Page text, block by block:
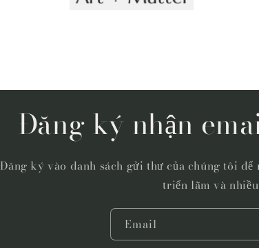
Đăng ký nhận
Đăng ký vào danh sách gửi thư của chúng tôi để
triển lãm và
Email